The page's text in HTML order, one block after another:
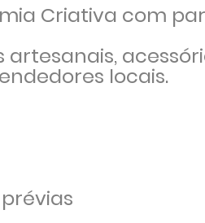
Criativa com
locais.